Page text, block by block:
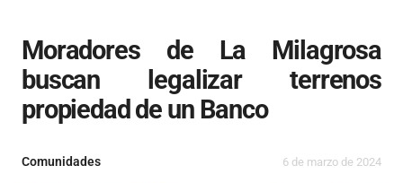
Moradores de La Milagrosa
buscan legalizar terrenos
propiedad de un Banco
Comunidades 6 de marzo de 2024